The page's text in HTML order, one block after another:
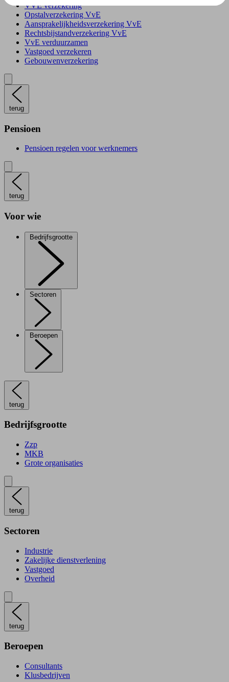
VVE verzekering
Opstalverzekering VvE
Aansprakelijkheidsverzekering VvE
Rechtsbijstandverzekering VvE
VvE verduurzamen
Vastgoed verzekeren
Gebouwenverzekering
terug
Pensioen
Pensioen regelen voor werknemers
terug
Voor wie
Bedrijfsgrootte
Sectoren
Beroepen
terug
Bedrijfsgrootte
Zzp
MKB
Grote organisaties
terug
Sectoren
Industrie
Zakelijke dienstverlening
Vastgoed
Overheid
terug
Beroepen
Consultants
Klusbedrijven